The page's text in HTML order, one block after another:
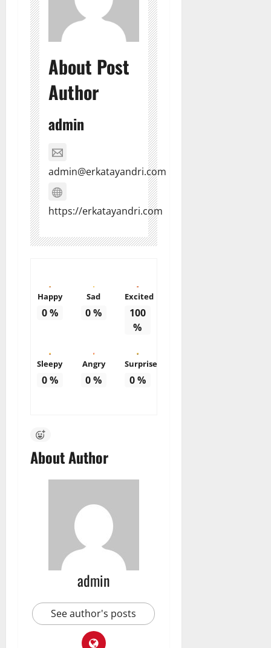
About Post
Author
admin
admin@erkatayandri.com
https://erkatayandri.com
Happy
0%
Sad
0%
Excited
100
%
Sleepy
0%
Angry
0%
Surprise
0%
About Author
admin
See author's posts